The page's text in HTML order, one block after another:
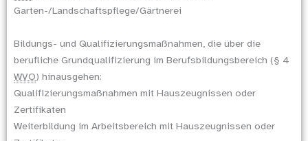
Garten-/Landschaftspflege/Gärtnerei
Bildungs- und Qualifizierungsmaßnahmen, die über die
berufliche Grundqualifizierung im Berufsbildungsbereich (§ 4
WVO) hinausgehen:
Qualifizierungsmaßnahmen mit Hauszeugnissen oder
Zertifikaten
Weiterbildung im Arbeitsbereich mit Hauszeugnissen oder